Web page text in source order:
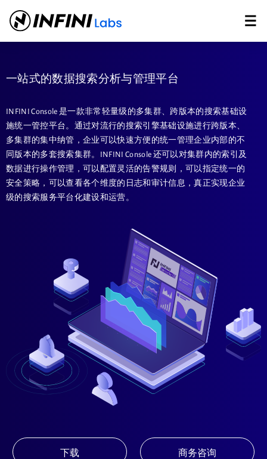
一站式的数据搜索分析与管理平台
INFINI Console 是一款非常轻量级的多集群、跨版本的搜索基础设
施统一管控平台。通过对流行的搜索引擎基础设施进行跨版本、
多集群的集中纳管，企业可以快速方便的统一管理企业内部的不
同版本的多套搜索集群。INFINI Console 还可以对集群内的索引及
数据进行操作管理，可以配置灵活的告警规则，可以指定统一的
安全策略，可以查看各个维度的日志和审计信息，真正实现企业
级的搜索服务平台化建设和运营。
下载 商务咨询